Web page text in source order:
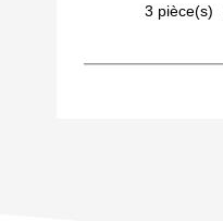
3 pièce(s)